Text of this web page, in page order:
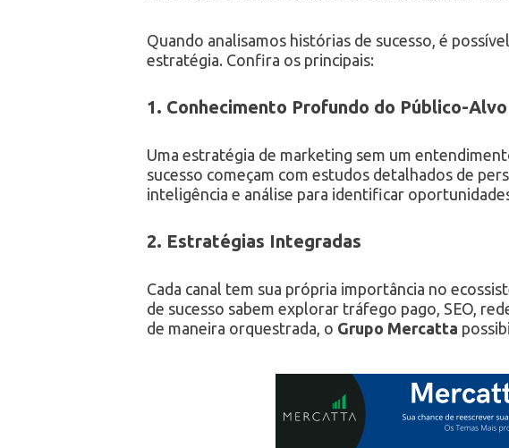
Quando analisamos histórias de sucesso, é
estratégia. Confira os principais:
1. Conhecimento Profundo do Público-Alvo
Uma estratégia de marketing sem um
sucesso começam com estudos detalhados de
inteligência e análise para identificar
2. Estratégias Integradas
Cada canal tem sua própria importância no
de sucesso sabem explorar tráfego pago, SEO,
de maneira orquestrada, o Grupo Mercatta